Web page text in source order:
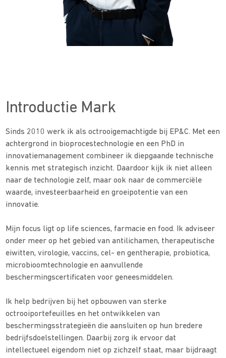
Introductie Mark
Sinds 2010 werk ik als octrooigemachtigde bij EP&C. Met een
achtergrond in bioprocestechnologie en een PhD in
innovatiemanagement combineer ik diepgaande technische
kennis met strategisch inzicht. Daardoor kijk ik niet alleen
naar de technologie zelf, maar ook naar de commerciële
waarde, investeerbaarheid en groeipotentie van een
innovatie.
Mijn focus ligt op life sciences, farmacie en food. Ik adviseer
onder meer op het gebied van antilichamen, therapeutische
eiwitten, virologie, vaccins, cel- en gentherapie, probiotica,
microbioomtechnologie en aanvullende
beschermingscertificaten voor geneesmiddelen.
Ik help bedrijven bij het opbouwen van sterke
octrooiportefeuilles en het ontwikkelen van
beschermingsstrategieën die aansluiten op hun bredere
bedrijfsdoelstellingen. Daarbij zorg ik ervoor dat
intellectueel eigendom niet op zichzelf staat, maar bijdraagt